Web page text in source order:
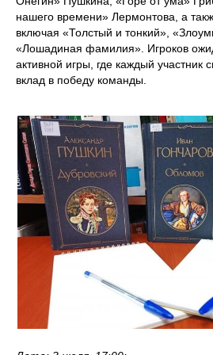
нашего времени» Лермонтова, а
включая «Толстый и тонкий»,
«Лошадиная фамилия». Игроков
активной игры, где каждый участник
вклад в победу команды.